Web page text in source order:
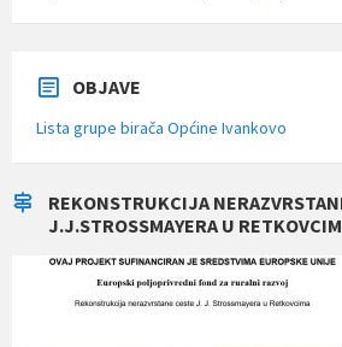
OBJAVE
Lista grupe birača Općine Ivankovo
REKONSTRUKCIJA
J.J.STROSSMAYERA U